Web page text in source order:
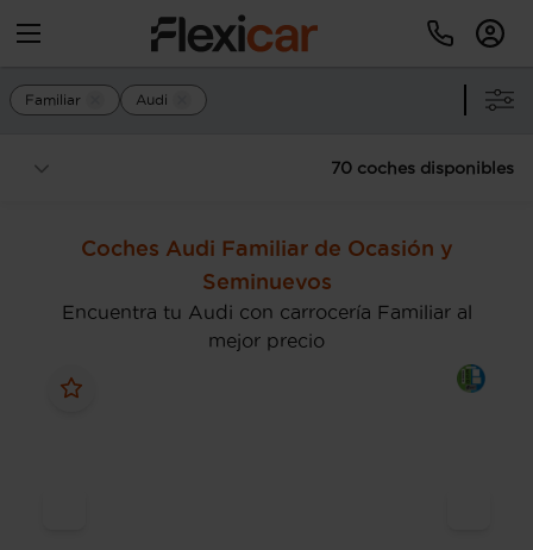
Familiar Audi
70 coches disponibles
Coches Audi Familiar de Ocasión y
Seminuevos
Encuentra tu Audi con carrocería Familiar al
mejor precio